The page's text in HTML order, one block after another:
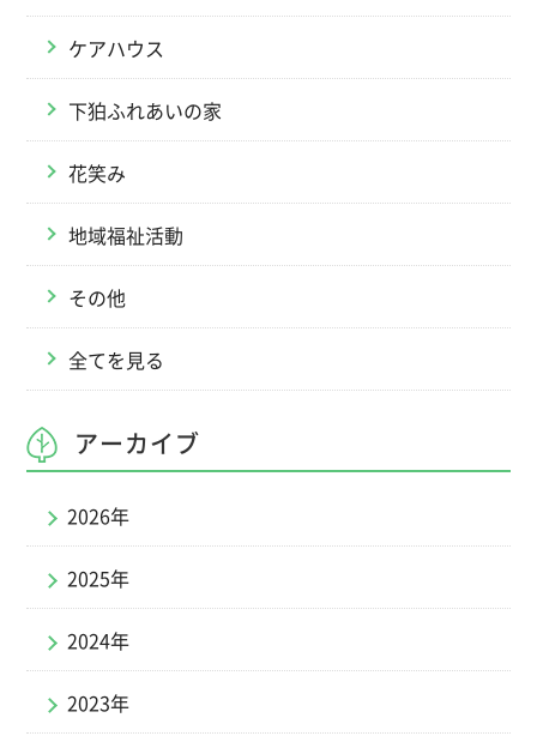
ケアハウス
下狛ふれあいの家
花笑み
地域福祉活動
その他
全てを見る
アーカイブ
2026年
2025年
2024年
2023年